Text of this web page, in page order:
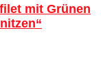
mit Grünen